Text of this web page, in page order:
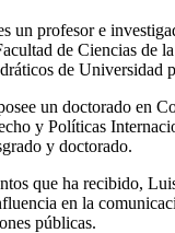
un profesor e
de Ciencias de
de
un doctorado en
y Políticas
y doctorado.
que ha recibido,
en la
públicas.